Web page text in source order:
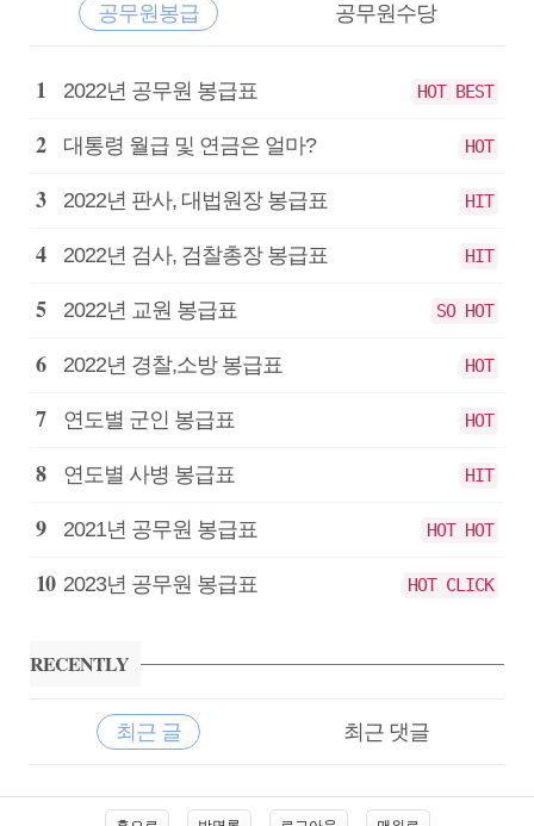
공무원봉급 공무원수당
공
원
급
2022년 공무원 봉급표 HOT BEST
대통령 월급 및 연금은 얼마? HOT
2022년 판사, 대법원장 봉급표 HIT
2022년 검사, 검찰총장 봉급표 HIT
2022년 교원 봉급표 SO HOT
2022년 경찰,소방 봉급표 HOT
연도별 군인 봉급표 HOT
연도별 사병 봉급표 HIT
2021년 공무원 봉급표 HOT HOT
2023년 공무원 봉급표 HOT CLICK
RECENTLY
최근 글 최근 댓글
최